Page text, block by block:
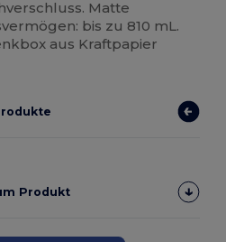
Matte
bis zu 810 mL.
aus Kraftpapier
Produkt